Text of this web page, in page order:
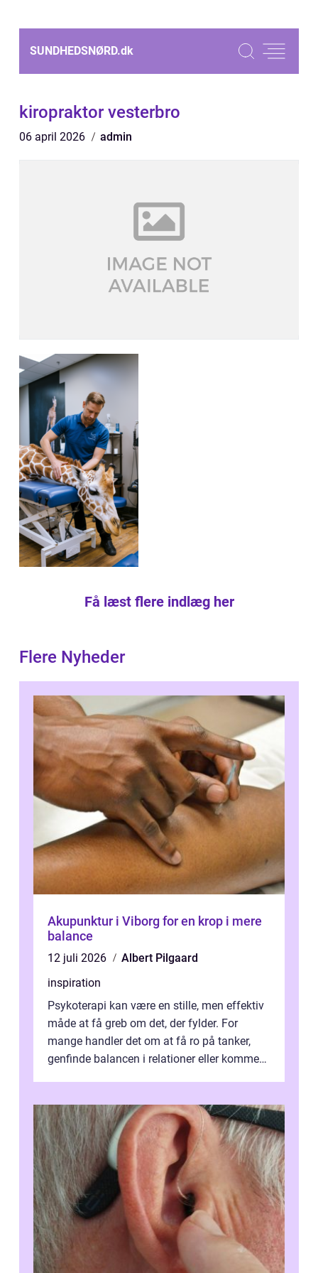
SUNDHEDSNØRD.dk
kiropraktor vesterbro
06 april 2026 admin
Få læst flere indlæg her
Flere Nyheder
Akupunktur i Viborg for en krop i mere
balance
12 juli 2026
Albert Pilgaard
inspiration
Psykoterapi kan være en stille, men effektiv
måde at få greb om det, der fylder. For
mange handler det om at få ro på tanker,
genfinde balancen i relationer eller komme